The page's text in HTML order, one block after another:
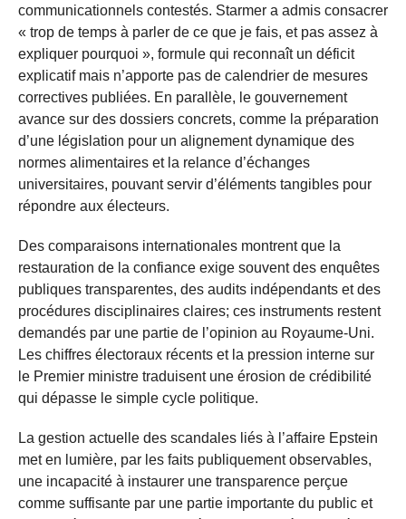
communicationnels contestés. Starmer a admis consacrer
« trop de temps à parler de ce que je fais, et pas assez à
expliquer pourquoi », formule qui reconnaît un déficit
explicatif mais n’apporte pas de calendrier de mesures
correctives publiées. En parallèle, le gouvernement
avance sur des dossiers concrets, comme la préparation
d’une législation pour un alignement dynamique des
normes alimentaires et la relance d’échanges
universitaires, pouvant servir d’éléments tangibles pour
répondre aux électeurs.
Des comparaisons internationales montrent que la
restauration de la confiance exige souvent des enquêtes
publiques transparentes, des audits indépendants et des
procédures disciplinaires claires; ces instruments restent
demandés par une partie de l’opinion au Royaume-Uni.
Les chiffres électoraux récents et la pression interne sur
le Premier ministre traduisent une érosion de crédibilité
qui dépasse le simple cycle politique.
La gestion actuelle des scandales liés à l’affaire Epstein
met en lumière, par les faits publiquement observables,
une incapacité à instaurer une transparence perçue
comme suffisante par une partie importante du public et